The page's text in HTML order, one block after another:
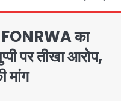
FONRWA का
पर तीखा आरोप,
मांग